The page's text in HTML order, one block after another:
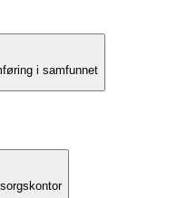
i samfunnet